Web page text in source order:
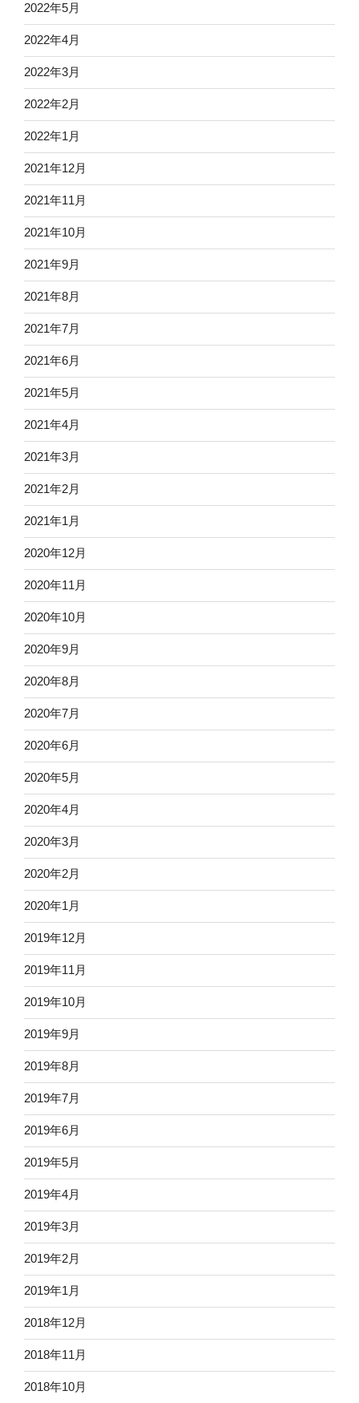
2022年5月
2022年4月
2022年3月
2022年2月
2022年1月
2021年12月
2021年11月
2021年10月
2021年9月
2021年8月
2021年7月
2021年6月
2021年5月
2021年4月
2021年3月
2021年2月
2021年1月
2020年12月
2020年11月
2020年10月
2020年9月
2020年8月
2020年7月
2020年6月
2020年5月
2020年4月
2020年3月
2020年2月
2020年1月
2019年12月
2019年11月
2019年10月
2019年9月
2019年8月
2019年7月
2019年6月
2019年5月
2019年4月
2019年3月
2019年2月
2019年1月
2018年12月
2018年11月
2018年10月